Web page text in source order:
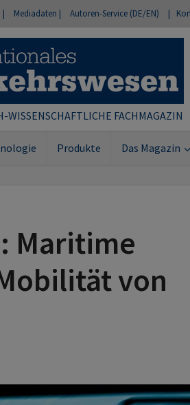
| Mediadaten | Autoren-Service (DE/EN) |
WISSENSCHAFTLICHE FACHMAGAZIN
Produkte Das Magazin
Maritime
von